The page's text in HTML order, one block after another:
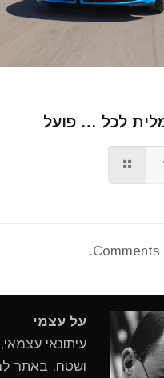
לכל … פועל
Comments
על עצמי
עיתונאי
ושטח. באתר